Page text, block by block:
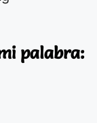
palabra: